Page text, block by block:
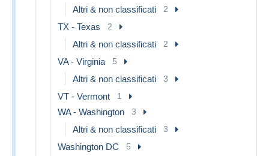
Altri & non classificati 2
TX - Texas 2
Altri & non classificati 2
VA - Virginia 5
Altri & non classificati 3
VT - Vermont 1
WA - Washington 3
Altri & non classificati 3
Washington DC 5